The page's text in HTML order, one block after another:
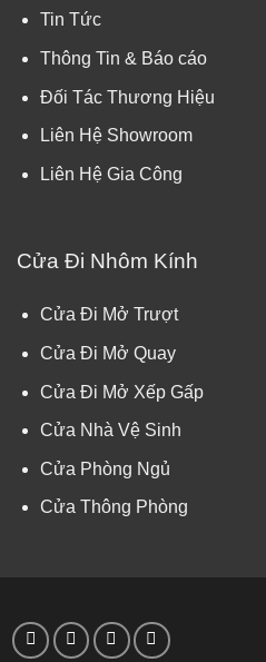
Tin Tức
Thông Tin & Báo cáo
Đối Tác Thương Hiệu
Liên Hệ Showroom
Liên Hệ Gia Công
Cửa Đi Nhôm Kính
Cửa Đi Mở Trượt
Cửa Đi Mở Quay
Cửa Đi Mở Xếp Gấp
Cửa Nhà Vệ Sinh
Cửa Phòng Ngủ
Cửa Thông Phòng